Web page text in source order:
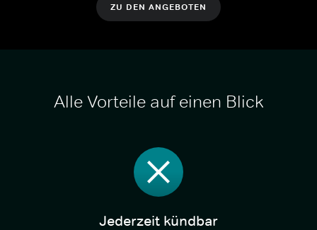
ZU DEN ANGEBOTEN
Alle Vorteile auf einen Blick
Jederzeit kündbar